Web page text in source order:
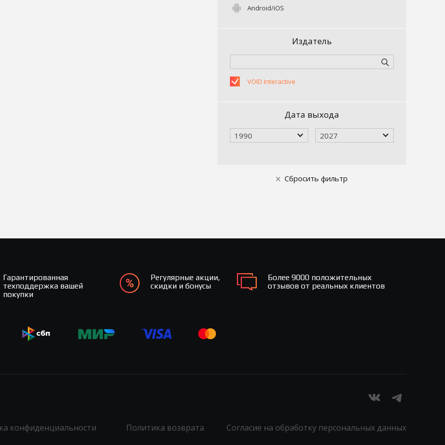
Android/iOS
Издатель
VOID Interactive
Дата выхода
1990 2027
Сбросить фильтр
Гарантированная
техподдержка вашей
покупки
Регулярные акции,
скидки и бонусы
Более 9000 положительных
отзывов от реальных клиентов
конфиденциальности Политика возврата Согласие на обработку персональных данных